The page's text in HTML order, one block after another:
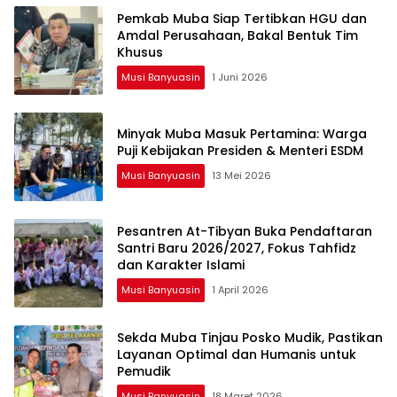
Pemkab Muba Siap Tertibkan HGU dan
Amdal Perusahaan, Bakal Bentuk Tim
Khusus
Musi Banyuasin 1 Juni 2026
Minyak Muba Masuk Pertamina: Warga
Puji Kebijakan Presiden & Menteri ESDM
Musi Banyuasin 13 Mei 2026
Pesantren At-Tibyan Buka Pendaftaran
Santri Baru 2026/2027, Fokus Tahfidz
dan Karakter Islami
Musi Banyuasin 1 April 2026
Sekda Muba Tinjau Posko Mudik, Pastikan
Layanan Optimal dan Humanis untuk
Pemudik